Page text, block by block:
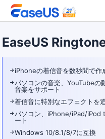
EaseUS
iPhoneの着信音を数秒間で作
パソコンの音楽、YouTubeの
音楽をサポート
着信音に特別なエフェクトを
パソコン、iPhone/iPad/iPod
ート
Windows 10/8.1/8/7に互換